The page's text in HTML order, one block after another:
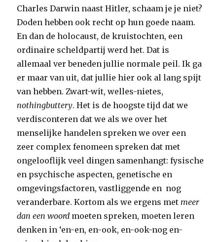
Charles Darwin naast Hitler, schaam je je niet?
Doden hebben ook recht op hun goede naam.
En dan de holocaust, de kruistochten, een
ordinaire scheldpartij werd het. Dat is
allemaal ver beneden jullie normale peil. Ik ga
er maar van uit, dat jullie hier ook al lang spijt
van hebben. Zwart-wit, welles-nietes,
nothingbuttery. Het is de hoogste tijd dat we
verdisconteren dat we als we over het
menselijke handelen spreken we over een
zeer complex fenomeen spreken dat met
ongelooflijk veel dingen samenhangt: fysische
en psychische aspecten, genetische en
omgevingsfactoren, vastliggende en nog
veranderbare. Kortom als we ergens metmeer
dan een woord moeten spreken, moeten leren
denken in ‘en-en, en-ook, en-ook-nog en-